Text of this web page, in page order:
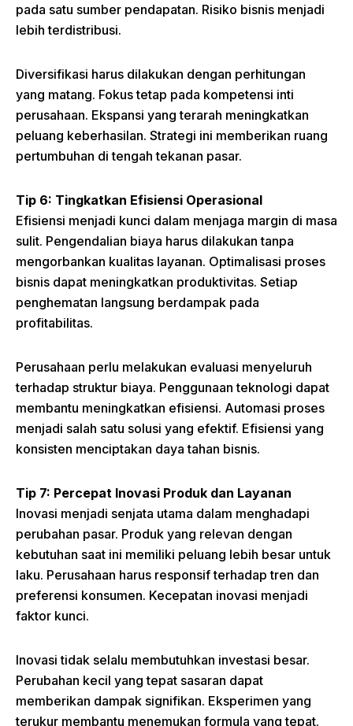
pada satu sumber pendapatan. Risiko bisnis menjadi
lebih terdistribusi.
Diversifikasi harus dilakukan dengan perhitungan
yang matang. Fokus tetap pada kompetensi inti
perusahaan. Ekspansi yang terarah meningkatkan
peluang keberhasilan. Strategi ini memberikan ruang
pertumbuhan di tengah tekanan pasar.
Tip 6: Tingkatkan Efisiensi Operasional
Efisiensi menjadi kunci dalam menjaga margin di masa
sulit. Pengendalian biaya harus dilakukan tanpa
mengorbankan kualitas layanan. Optimalisasi proses
bisnis dapat meningkatkan produktivitas. Setiap
penghematan langsung berdampak pada
profitabilitas.
Perusahaan perlu melakukan evaluasi menyeluruh
terhadap struktur biaya. Penggunaan teknologi dapat
membantu meningkatkan efisiensi. Automasi proses
menjadi salah satu solusi yang efektif. Efisiensi yang
konsisten menciptakan daya tahan bisnis.
Tip 7: Percepat Inovasi Produk dan Layanan
Inovasi menjadi senjata utama dalam menghadapi
perubahan pasar. Produk yang relevan dengan
kebutuhan saat ini memiliki peluang lebih besar untuk
laku. Perusahaan harus responsif terhadap tren dan
preferensi konsumen. Kecepatan inovasi menjadi
faktor kunci.
Inovasi tidak selalu membutuhkan investasi besar.
Perubahan kecil yang tepat sasaran dapat
memberikan dampak signifikan. Eksperimen yang
terukur membantu menemukan formula yang tepat.